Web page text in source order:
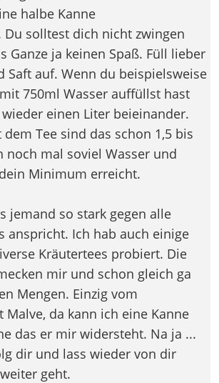
halbe Kanne
Du solltest dich nicht zwingen
Ganze ja keinen Spaß. Füll lieber
Saft auf. Wenn du beispielsweise
750ml Wasser auffüllst hast
einen Liter beieinander.
Tee sind das schon 1,5 bis
noch mal soviel Wasser und
Minimum erreicht.
jemand so stark gegen alle
anspricht. Ich hab auch einige
Kräutertees probiert. Die
mir und schon gleich ga
Mengen. Einzig vom
Malve, da kann ich eine Kanne
das er mir widersteht. Na ja ...
dir und lass wieder von dir
geht.